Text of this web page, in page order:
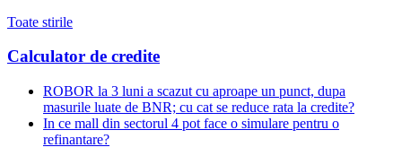
Toate stirile
Calculator de credite
ROBOR la 3 luni a scazut cu aproape un punct, dupa
masurile luate de BNR; cu cat se reduce rata la credite?
In ce mall din sectorul 4 pot face o simulare pentru o
refinantare?